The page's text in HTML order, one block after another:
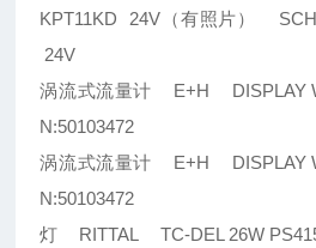
KPT11KD 24V（有照片）
24V
涡流式流量计 E+H DISPLAY
N:50103472
涡流式流量计 E+H DISPLAY
N:50103472
灯 RITTAL TC-DEL 26W